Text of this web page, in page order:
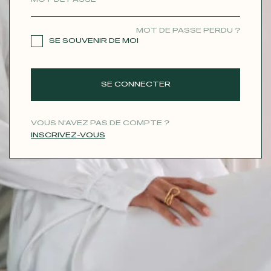
MOT DE PASSE PERDU ?
SE SOUVENIR DE MOI
SE CONNECTER
VOUS N'AVEZ PAS DE COMPTE ?
INSCRIVEZ-VOUS